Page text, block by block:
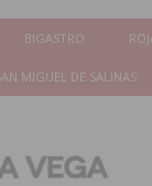
BIGASTRO
MIGUEL DE SALINAS